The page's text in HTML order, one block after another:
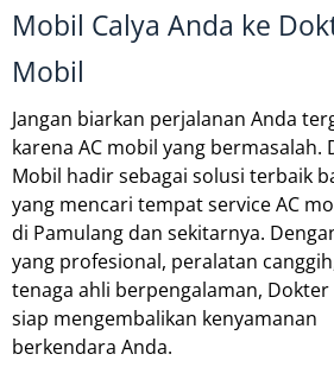
Mobil Calya Anda ke
Mobil
Jangan biarkan perjalanan Anda
karena AC mobil yang bermasalah.
Mobil hadir sebagai solusi terbaik
yang mencari tempat service AC
di Pamulang dan sekitarnya.
yang profesional, peralatan
tenaga ahli berpengalaman,
siap mengembalikan kenyamanan
berkendara Anda.